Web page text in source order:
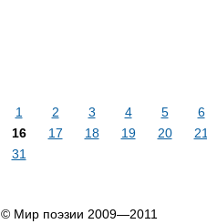
1 2 3 4 5 6
16
17 18 19 20 21
31
© Мир поэзии 2009—2011